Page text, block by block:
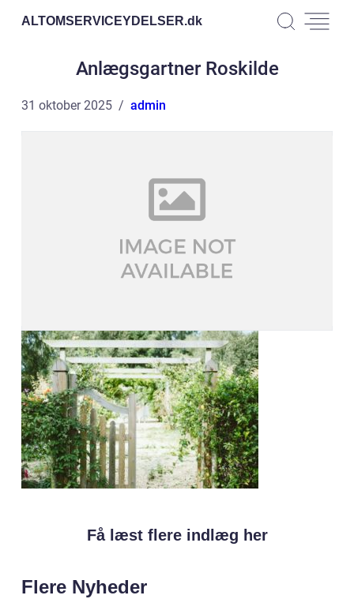
ALTOMSERVICEYDELSER.dk
Anlægsgartner Roskilde
31 oktober 2025 admin
Få læst flere indlæg her
Flere Nyheder